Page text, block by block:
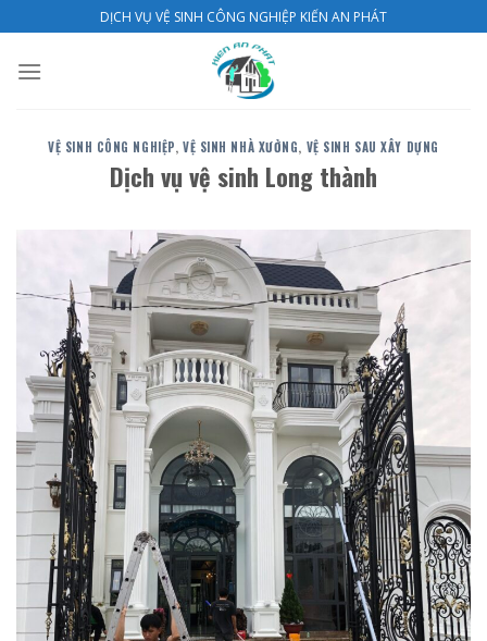
to
content
DỊCH VỤ VỆ SINH CÔNG NGHIỆP KIẾN AN PHÁT
VỆ SINH CÔNG NGHIỆP, VỆ SINH NHÀ XƯỞNG, VỆ SINH SAU XÂY DỰNG
Dịch vụ vệ sinh Long thành